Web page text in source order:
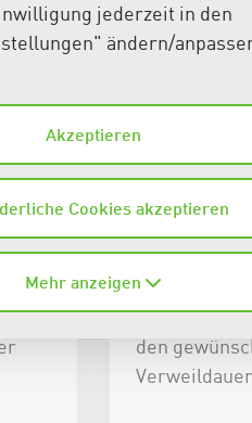
jederzeit in den
ändern/
Akzeptieren
Cookies akzeptieren
Mehr anzeigen
machen, wenn es
Webdesign vereint
Website sicherzustellen.
Eine
den